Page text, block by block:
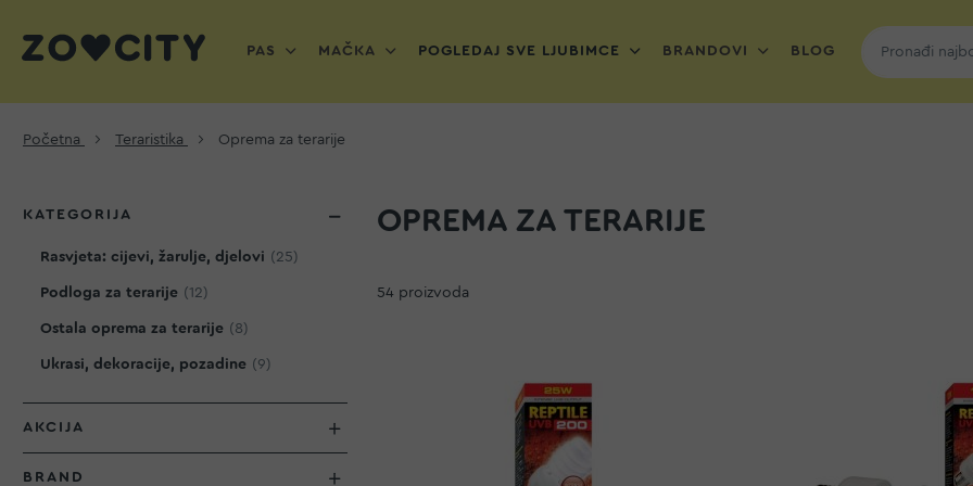
PAS MAČKA POGLEDAJ SVE LJUBIMCE BRANDOVI BLOG
Početna Teraristika Oprema za terarije
OPREMA ZA TERARIJE
54 proizvoda
KATEGORIJA
Rasvjeta: cijevi, žarulje, djelovi 25proizvod
Podloga za terarije 12proizvod
Ostala oprema za terarije 8proizvod
Ukrasi, dekoracije, pozadine 9proizvod
AKCIJA
BRAND